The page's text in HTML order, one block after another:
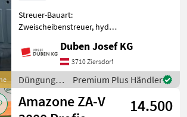
Streuer-Bauart:
Zweischeibenstreuer, hydr.
Grenzstreueinrichtung,
Streumengenverstellung
Wiegetechnikstreuer,
Behälterinhalt 2600 Liter,
Abdeckrollplane, Te
Duben Josef KG
3710 Ziersdorf
Düngung
und
Beregnung
Premium Plus Händler
Amazone ZA-V
14.500